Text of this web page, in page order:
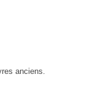
anciens.